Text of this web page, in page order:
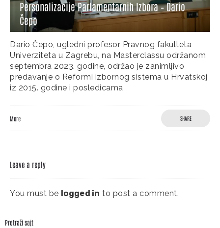
Personalizacije Parlamentarnih Izbora – Dario
Čepo
Dario Čepo, ugledni profesor Pravnog fakulteta
Univerziteta u Zagrebu, na Masterclassu održanom
septembra 2023. godine, održao je zanimljivo
predavanje o Reformi izbornog sistema u Hrvatskoj
iz 2015. godine i posledicama
More SHARE
Leave a reply
You must be logged in to post a comment.
Pretraži sajt